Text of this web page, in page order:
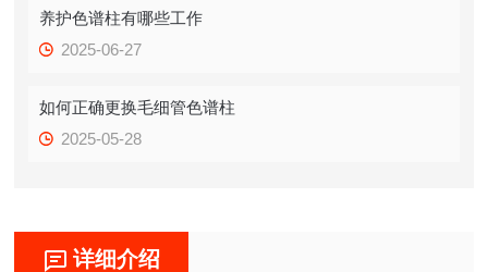
养护色谱柱有哪些工作
2025-06-27
如何正确更换毛细管色谱柱
2025-05-28
详细介绍